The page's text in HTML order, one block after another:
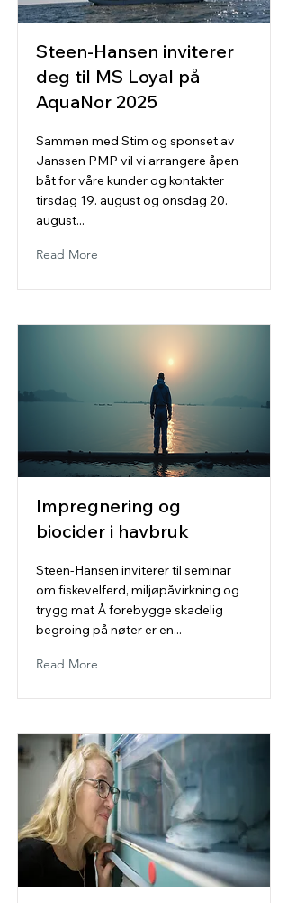
Steen-Hansen inviterer
deg til MS Loyal på
AquaNor 2025
Sammen med Stim og sponset av
Janssen PMP vil vi arrangere åpen
båt for våre kunder og kontakter
tirsdag 19. august og onsdag 20.
august...
Read More
Impregnering og
biocider i havbruk
Steen-Hansen inviterer til seminar
om fiskevelferd, miljøpåvirkning og
trygg mat Å forebygge skadelig
begroing på nøter er en...
Read More